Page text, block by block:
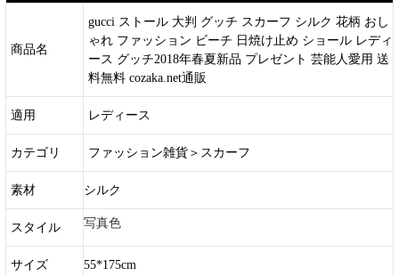
商品名
gucci ストール 大判 グッチ スカーフ シルク 花柄 おし
ゃれ ファッション ビーチ 日焼け止め ショール レディ
ース グッチ2018年春夏新品 プレゼント 芸能人愛用 送
料無料 cozaka.net通販
適用 レディース
カテゴリ ファッション雑貨＞スカーフ
素材 シルク
スタイル 写真色
サイズ 55*175cm